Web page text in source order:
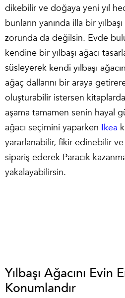
dikebilir ve doğaya yeni yıl
bunların yanında illa bir
zorunda da değilsin. Evde
kendine bir yılbaşı ağacı
süsleyerek kendi yılbaşı
ağaç dallarını bir araya
oluşturabilir istersen
aşama tamamen senin hayal
ağacı seçimini yaparken Ikea
yararlanabilir, fikir edinebilir ve
sipariş ederek Paracık kazanma
yakalayabilirsin.
Yılbaşı Ağacını Evin
Konumlandır